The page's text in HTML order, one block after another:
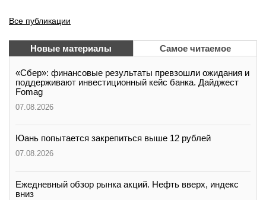
Все публикации
Новые материалы Самое читаемое
«Сбер»: финансовые результаты превзошли ожидания и
поддерживают инвестиционный кейс банка. Дайджест
Fomag
07.08.2026
Юань попытается закрепиться выше 12 рублей
07.08.2026
Ежедневный обзор рынка акций. Нефть вверх, индекс
вниз